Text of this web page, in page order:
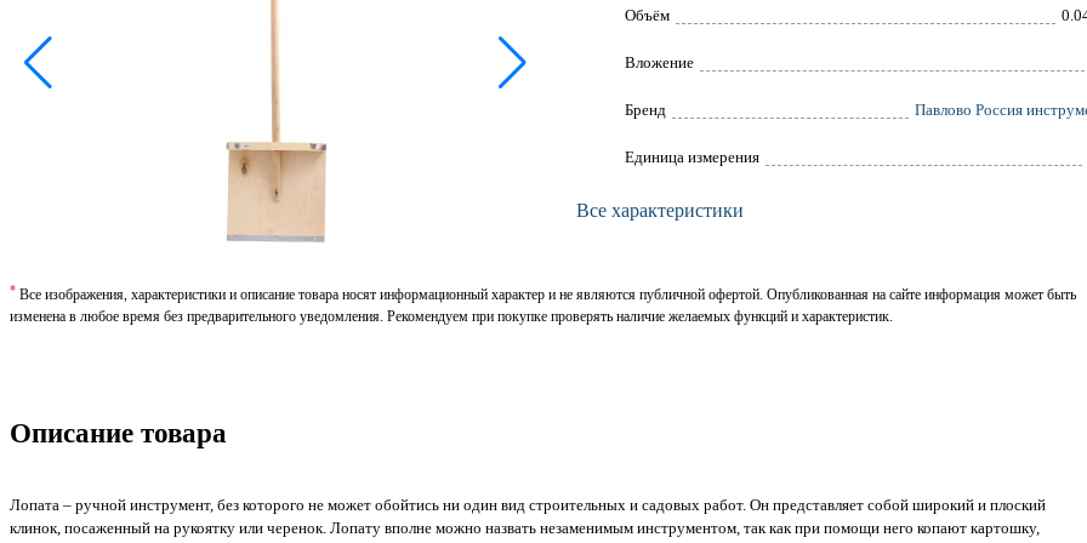
Объём
Вложение
Брeнд Павлово Россия
Единица измерения
Все характеристики
* Все изображения, характеристики и описание товара носят информационный характер и не являются публичной офертой. Опубликованная на сайте информация может быть
изменена в любое время без предварительного уведомления. Рекомендуем при покупке проверять наличие желаемых функций и характеристик.
Описание товара
Лопата – ручной инструмент, без которого не может обойтись ни один вид строительных и садовых работ. Он представляет собой широкий и плоский
клинок, посаженный на рукоятку или черенок. Лопату вполне можно назвать незаменимым инструментом, так как при помощи него копают картошку,